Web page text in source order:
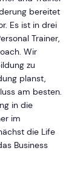
bereitet
Es ist in drei
Trainer,
Wir
zu
planst,
am besten.
in die
im
die Life
Business